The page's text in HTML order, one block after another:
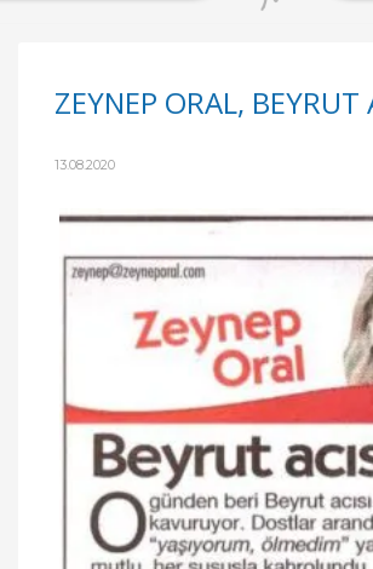
ZEYNEP ORAL, BEYRUT
13.08.2020